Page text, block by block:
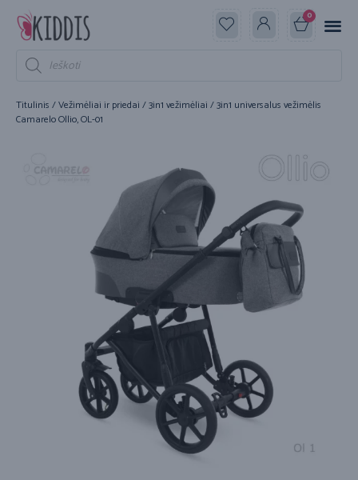
0
Titulinis /Vežimėliai ir priedai /3in1 vežimėliai / 3in1 universalus vežimėlis
Camarelo Ollio, OL-01